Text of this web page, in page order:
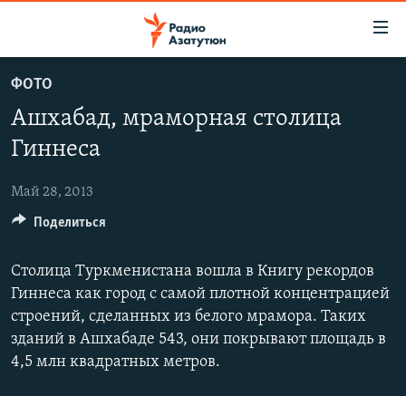
основному
содержанию
навигации
поиску
НОВОСТИ
ПОЛИТИКА
ОБЩЕСТВО
ЭКОНОМИКА
НАГОРНЫЙ КАРАБАХ
КУЛЬТУРА
СПОРТ
ФОТО
Ашхабад, мраморная столица
Гиннеса
Май 28, 2013
Столица Туркменистана вошла в Книгу рекордов
Гиннеса как город с самой плотной концентрацией
строений, сделанных из белого мрамора. Таких
зданий в Ашхабаде 543, они покрывают площадь в
4,5 млн квадратных метров.
Поделиться